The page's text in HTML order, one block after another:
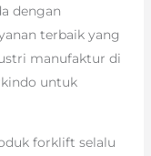
dengan
terbaik yang
manufaktur di
untuk
forklift selalu